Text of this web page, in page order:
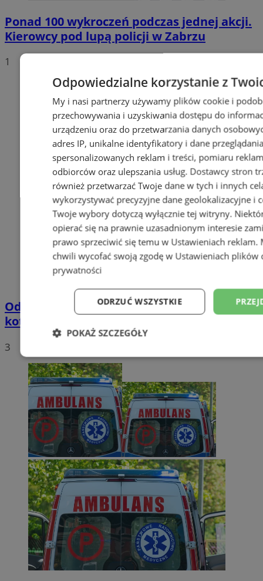
Ponad 100 wykroczeń podczas jednej akcji.
Kierowcy pod lupą policji w Zabrzu
1
Odór w Zabrzu. Źródłem ma być awaria
kotła w Fortum
3
Odpowiedzialne korzystanie z
My i nasi partnerzy używamy plików cookie i
przechowywania i uzyskiwania dostępu do
urządzeniu oraz do przetwarzania danych
adres IP, unikalne identyfikatory i dane
spersonalizowanych reklam i treści, pomiaru
odbiorców oraz ulepszania usług. Dostawcy stron
również przetwarzać Twoje dane w tych i innych
wykorzystywać precyzyjne dane geolokalizacyjne i
Twoje wybory dotyczą wyłącznie tej witryny.
opierać się na prawnie uzasadnionym interesie
prawo sprzeciwić się temu w Ustawieniach reklam.
chwili wycofać swoją zgodę w Ustawieniach plików
prywatności
ODRZUĆ WSZYSTKIE
POKAŻ SZCZEGÓŁY
Niezbędne Wydajność
Niesklasyfikowane
Niezbędne Wydajność Targetowanie
Niezbędne pliki cookie umożliwiają korzystanie z podstawowych
takich jak logowanie użytkownika i zarządzanie kontem. Bez
można prawidłowo korzystać ze strony internetowej.
Nazwa
Provider/
Domena
SessID
zabrze.com.pl